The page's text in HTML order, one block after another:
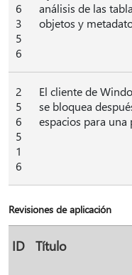
6
3
5
6
análisis de las
objetos y
2
5
6
5
1
6
El cliente de
se bloquea
espacios para
Revisiones de aplicación
ID Título